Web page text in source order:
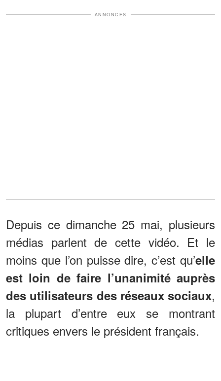
ANNONCES
Depuis ce dimanche 25 mai, plusieurs
médias parlent de cette vidéo. Et le
moins que l’on puisse dire, c’est qu’elle
est loin de faire l’unanimité auprès
des utilisateurs des réseaux sociaux,
la plupart d’entre eux se montrant
critiques envers le président français.